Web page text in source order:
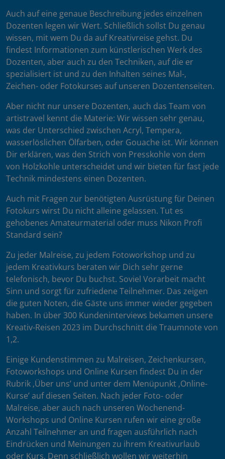
Auch auf eine genaue Beschreibung jedes einzelnen
Dozenten legen wir Wert. Schließlich sollst Du genau
wissen, mit wem Du da auf Kreativreise gehst. Du
findest Informationen zum künstlerischen Werk des
Dozenten, aber auch zu den Techniken, auf die er
spezialisiert ist und zu den Inhalten seines Mal-,
Zeichen- oder Fotokurses auf unseren Dozentenseiten.
Aber nicht nur unsere Dozenten, auch das Team von
artistravel kennt die Materie: Wir wissen sehr genau,
was der Unterschied zwischen Acryl, Tempera,
wasserlöslichen Ölfarben, oder Gouache ist. Wir können
Dir erklären, was den Strich von Presskohle von dem
von Holzkohle unterscheidet und wir bieten für fast jede
Technik mindestens einen Dozenten.
Auch mit Fragen zur benötigten Ausrüstung für Deinen
Fotokurs wirst Du nicht alleine gelassen. Tut es
gehobenes Amateurmaterial oder muss Nikon Profi
Standard sein?
Zu jeder Malreise, zu jedem Fotoworkshop und zu
jedem Kreativkurs beraten wir Dich sehr gerne
telefonisch, bevor Du buchst. Soviel Vorarbeit macht
Sinn und sorgt für zufriedene Teilnehmer. Das zeigen
die guten Noten, die Gäste uns immer wieder gegeben
haben. In über 300 Kundeninterviews bekamen unsere
Kreativ-Reisen 2023 im Durchschnitt die Traumnote von
1,2.
Einige Kundenstimmen zu Malreisen, Zeichenkursen,
Fotoworkshops und Online Kursen findest Du in der
Rubrik ‚Über uns’ und unter dem Menüpunkt ‚Online-
Kurse’ auf diesen Seiten. Nach jeder Foto- oder
Malreise, aber auch nach unseren Wochenend-
Workshops und Online Kursen rufen wir eine große
Anzahl Teilnehmer an und fragen ausführlich nach
Eindrücken und Meinungen zu ihrem Kreativurlaub
oder Kurs. Denn schließlich wollen wir weiterhin